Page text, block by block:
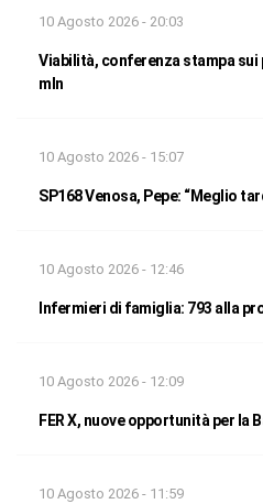
10 Agosto 2026 - 20:03
Viabilità, conferenza stampa sui
mln
10 Agosto 2026 - 15:07
SP168 Venosa, Pepe: “Meglio
10 Agosto 2026 - 12:46
Infermieri di famiglia: 793 alla
10 Agosto 2026 - 12:09
FER X, nuove opportunità per la
10 Agosto 2026 - 11:59